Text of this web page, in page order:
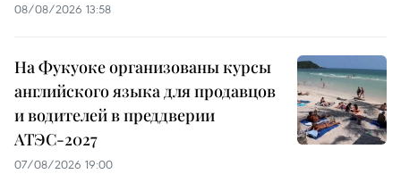
08/08/2026 13:58
На Фукуоке организованы курсы
английского языка для продавцов
и водителей в преддверии
АТЭС-2027
07/08/2026 19:00